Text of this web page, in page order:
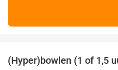
(Hyper)bowlen (1 of 1,5